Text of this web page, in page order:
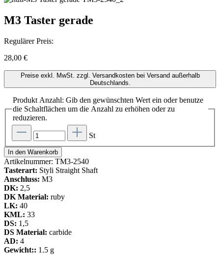
M3 Taster gerade
Regulärer Preis:
28,00 €
Preise exkl. MwSt. zzgl. Versandkosten bei Versand außerhalb
Deutschlands.
Produkt Anzahl: Gib den gewünschten Wert ein oder benutze
die Schaltflächen um die Anzahl zu erhöhen oder zu
reduzieren.
St
In den Warenkorb
Artikelnummer: TM3-2540
Tasterart: Styli Straight Shaft
Anschluss: M3
DK: 2,5
DK Material: ruby
LK: 40
KML: 33
DS: 1,5
DS Material: carbide
AD: 4
Gewicht:: 1.5 g